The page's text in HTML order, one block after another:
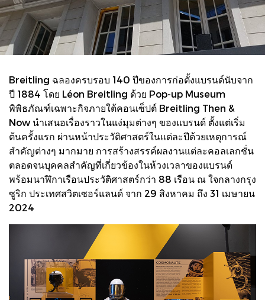
Breitling ฉลองครบรอบ 140 ปีของการก่อตั้งแบรนด์นับจาก
ปี 1884 โดย Léon Breitling ด้วย Pop-up Museum
พิพิธภัณฑ์เฉพาะกิจภายใต้คอนเซ็ปต์ Breitling Then &
Now นำเสนอเรื่องราวในแง่มุมต่างๆ ของแบรนด์ ตั้งแต่เริ่ม
ต้นครั้งแรก ผ่านหน้าประวัติศาสตร์ในแต่ละปีด้วยเหตุการณ์
สำคัญต่างๆ มากมาย การสร้างสรรค์ผลงานแต่ละคอลเลกชั่น
ตลอดจนบุคคลสำคัญที่เกี่ยวข้องในห้วงเวลาของแบรนด์
พร้อมนาฬิกาเรือนประวัติศาสตร์กว่า 88 เรือน ณ ใจกลางกรุง
ซูริก ประเทศสวิตเซอร์แลนด์ จาก 29 สิงหาคม ถึง 31 เมษายน
2024